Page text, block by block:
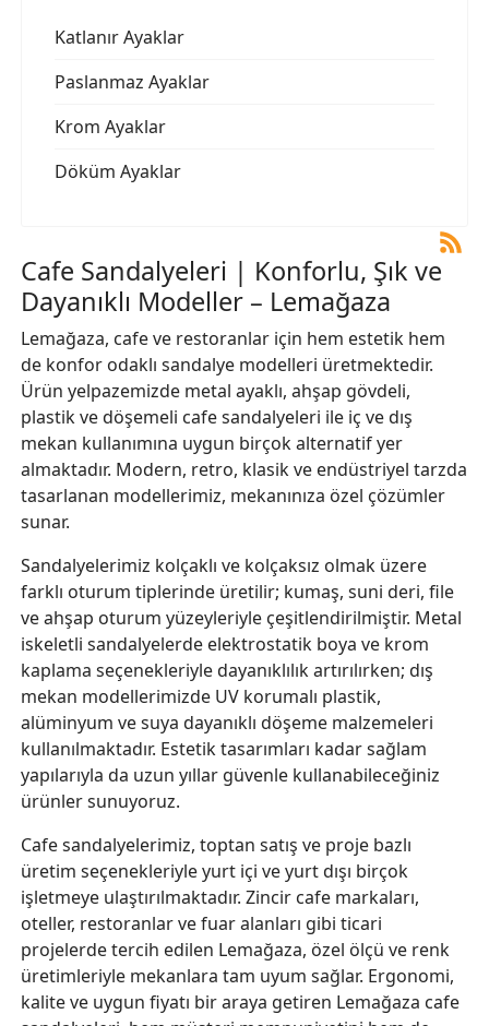
Katlanır Ayaklar
Paslanmaz Ayaklar
Krom Ayaklar
Döküm Ayaklar
Cafe Sandalyeleri | Konforlu, Şık ve
Dayanıklı Modeller – Lemağaza
Lemağaza, cafe ve restoranlar için hem estetik hem
de konfor odaklı sandalye modelleri üretmektedir.
Ürün yelpazemizde metal ayaklı, ahşap gövdeli,
plastik ve döşemeli cafe sandalyeleri ile iç ve dış
mekan kullanımına uygun birçok alternatif yer
almaktadır. Modern, retro, klasik ve endüstriyel tarzda
tasarlanan modellerimiz, mekanınıza özel çözümler
sunar.
Sandalyelerimiz kolçaklı ve kolçaksız olmak üzere
farklı oturum tiplerinde üretilir; kumaş, suni deri, file
ve ahşap oturum yüzeyleriyle çeşitlendirilmiştir. Metal
iskeletli sandalyelerde elektrostatik boya ve krom
kaplama seçenekleriyle dayanıklılık artırılırken; dış
mekan modellerimizde UV korumalı plastik,
alüminyum ve suya dayanıklı döşeme malzemeleri
kullanılmaktadır. Estetik tasarımları kadar sağlam
yapılarıyla da uzun yıllar güvenle kullanabileceğiniz
ürünler sunuyoruz.
Cafe sandalyelerimiz, toptan satış ve proje bazlı
üretim seçenekleriyle yurt içi ve yurt dışı birçok
işletmeye ulaştırılmaktadır. Zincir cafe markaları,
oteller, restoranlar ve fuar alanları gibi ticari
projelerde tercih edilen Lemağaza, özel ölçü ve renk
üretimleriyle mekanlara tam uyum sağlar. Ergonomi,
kalite ve uygun fiyatı bir araya getiren Lemağaza cafe